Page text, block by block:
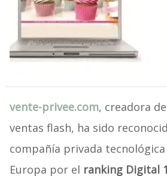
vente-privee.com, creadora
ventas flash, ha sido
compañía privada
Europa por el ranking Digital